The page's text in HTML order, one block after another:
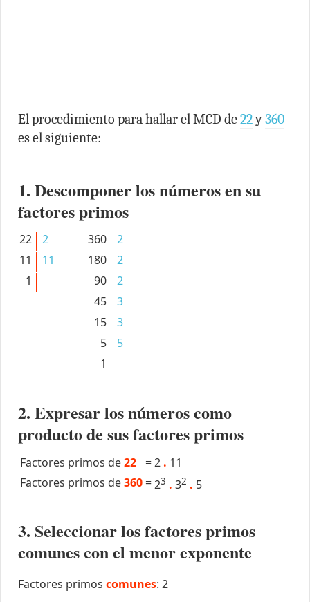
El procedimiento para hallar el MCD de22y360
es el siguiente:
1. Descomponer los números en su
factores primos
22
2
11
11
1
360
2
180
2
90
2
45
3
15
3
5
5
1
2. Expresar los números como
producto de sus factores primos
Factores primos de22 =2 . 11
Factores primos de360 =23 . 32 . 5
3. Seleccionar los factores primos
comunes con el menor exponente
Factores primos comunes: 2